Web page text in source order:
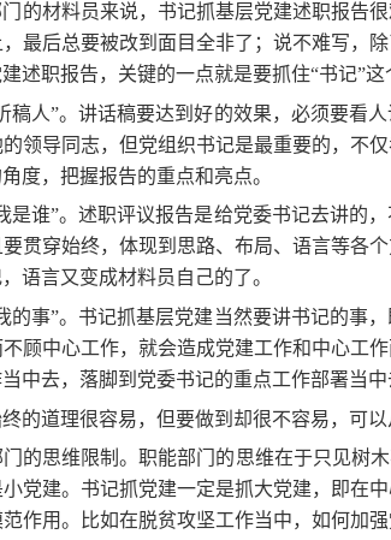
的材料员来说，书记抓基层党建述职报告
最后总要被改到面目全非了；说不难写，
述职报告，关键的一点就是要抓住“书记”这
稿人”。讲话稿要达到好的效果，必须要看
领导同志，但党组织书记是最重要的，不
度，把握报告的重点和亮点。
是谁”。述职评议报告是给党委书记去讲的
贯穿始终，体现到思路、布局、语言等各
语言又变成材料员自己的了。
的事”。书记抓基层党建当然要讲书记的事
顾中心工作，就会造成党建工作和中心工
中去，落脚到党委书记的重点工作部署当
的道理很容易，但要做到却很不容易，可以
的思维限制。职能部门的思维在于只见树
党建。书记抓党建一定是抓大党建，即在
作用。比如在脱贫攻坚工作当中，如何加